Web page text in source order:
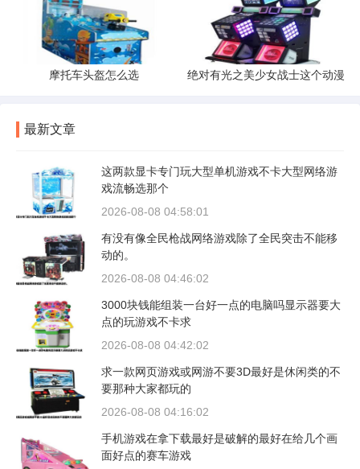
摩托车头盔怎么选 绝对有光之美少女战士这个动漫
最新文章
这两款显卡专门玩大型单机游戏不卡大型网络游
戏流畅选那个
2026-08-08 04:58:01
有没有像全民枪战网络游戏除了全民突击不能移
动的。
2026-08-08 04:46:02
3000块钱能组装一台好一点的电脑吗显示器要大
点的玩游戏不卡求
2026-08-08 04:42:02
求一款网页游戏或网游不要3D最好是休闲类的不
要那种大家都玩的
2026-08-08 04:16:02
手机游戏在拿下载最好是破解的最好在给几个画
面好点的赛车游戏